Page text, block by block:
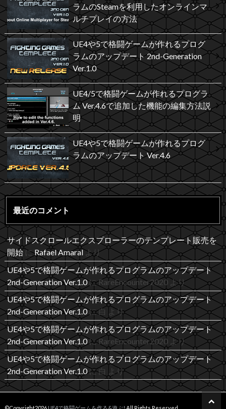
ラムのSteamを利用したオンラインマ
ルチプレイの方法
UE4や5で格闘ゲームが作れるプログ
ラムのアップデート 2nd-Generation
Ver.1.0
UE4/5で格闘ゲームが作れるプログラ
ム Ver.4.6で追加した機能の編集方法説
明
UE4や5で格闘ゲームが作れるプログ
ラムのアップデート Ver.4.6
最近のコメント
サイドスクロールエクスプローラーのテンプレート販売を
開始にRafael Amaralより
UE4や5で格闘ゲームが作れるプログラムのアップデート
2nd-Generation Ver.1.0にRareEncounter2020より
UE4や5で格闘ゲームが作れるプログラムのアップデート
2nd-Generation Ver.1.0に白 より
UE4や5で格闘ゲームが作れるプログラムのアップデート
2nd-Generation Ver.1.0にRareEncounter2020より
UE4や5で格闘ゲームが作れるプログラムのアップデート
2nd-Generation Ver.1.0に白 より
©Copyright2026 UE4で格闘ゲームを作る&遊ぶ! .All Rights Reserved.